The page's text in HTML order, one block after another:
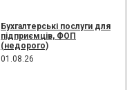
Бухгалтерські послуги для
підприємців, ФОП
(недорого)
01.08.26